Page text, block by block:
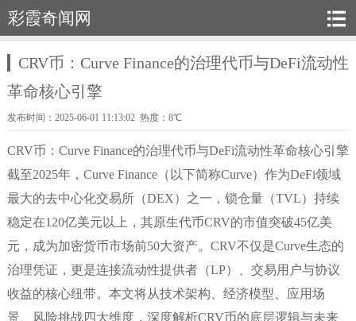
彩霞奇闻网
CRV币：Curve Finance的治理代币与DeFi流动性
革命核心引擎
发布时间：2025-06-01 11:13:02 热度：8℃
CRV币：Curve Finance的治理代币与DeFi流动性革命核心引擎
截至2025年，Curve Finance（以下简称Curve）作为DeFi领域
最大的去中心化交易所（DEX）之一，锁仓量（TVL）持续
稳定在120亿美元以上，其原生代币CRV的市值突破45亿美
元，成为加密货币市场前50大资产。CRV不仅是Curve生态的
治理凭证，更是连接流动性提供者（LP）、交易用户与协议
收益的核心纽带。本文将从技术架构、经济模型、应用场
景、风险挑战四大维度，深度解析CRV币的底层逻辑与未来